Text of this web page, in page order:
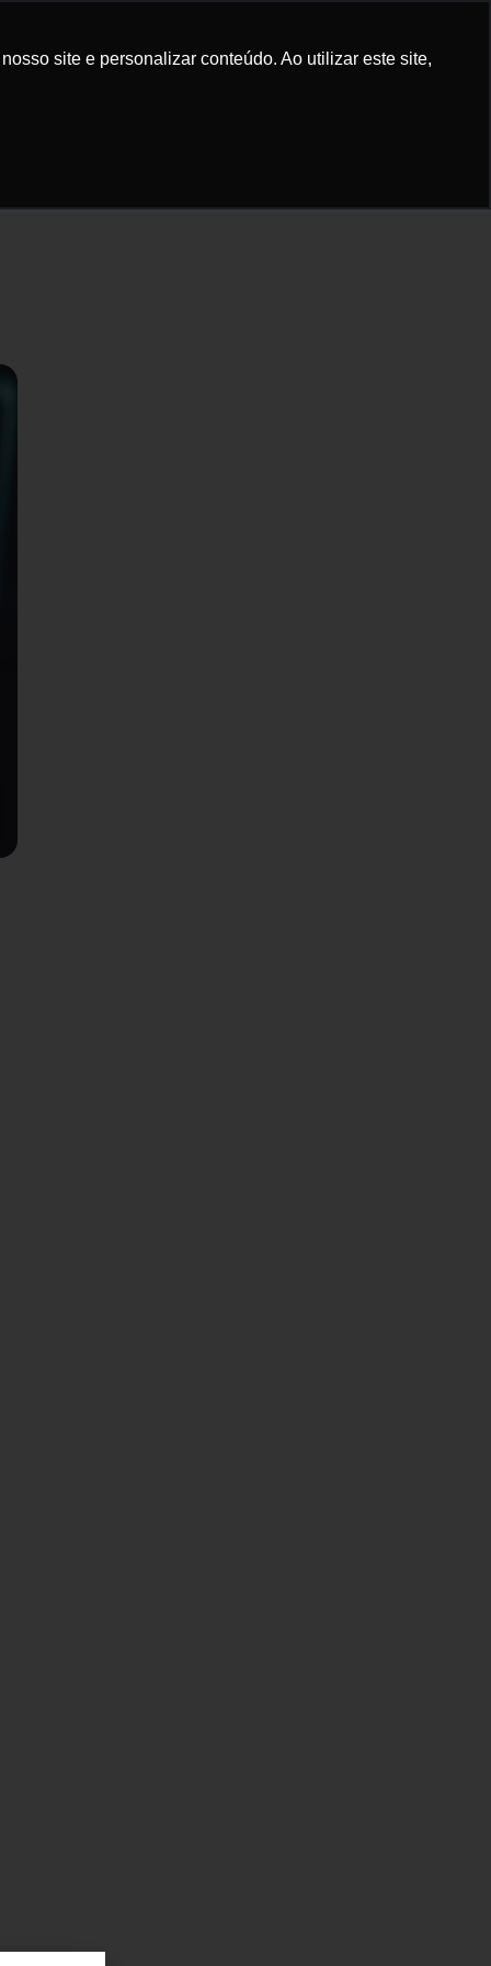
site e personalizar conteúdo. Ao utilizar este site,